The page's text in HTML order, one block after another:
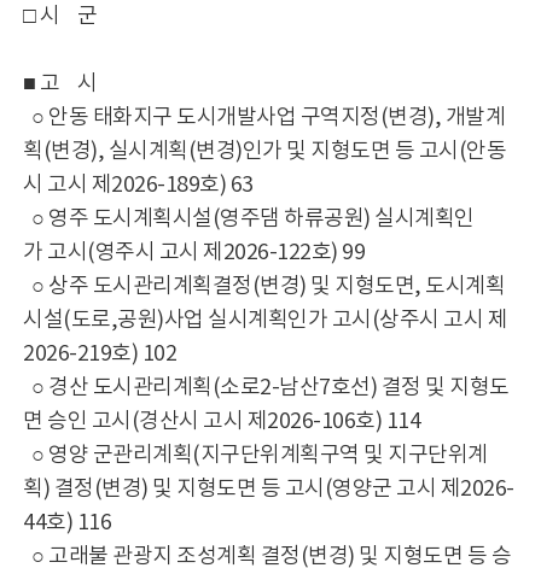
□ 시 군
■ 고 시
○ 안동 태화지구 도시개발사업 구역지정(변경), 개발계
획(변경), 실시계획(변경)인가 및 지형도면 등 고시(안동
시 고시 제2026-189호) 63
○ 영주 도시계획시설(영주댐 하류공원) 실시계획인
가 고시(영주시 고시 제2026-122호) 99
○ 상주 도시관리계획결정(변경) 및 지형도면, 도시계획
시설(도로,공원)사업 실시계획인가 고시(상주시 고시 제
2026-219호) 102
○ 경산 도시관리계획(소로2-남산7호선) 결정 및 지형도
면 승인 고시(경산시 고시 제2026-106호) 114
○ 영양 군관리계획(지구단위계획구역 및 지구단위계
획) 결정(변경) 및 지형도면 등 고시(영양군 고시 제2026-
44호) 116
○ 고래불 관광지 조성계획 결정(변경) 및 지형도면 등 승